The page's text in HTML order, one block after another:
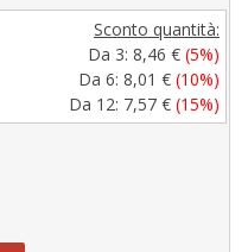
Sconto quantità:
Da 3: 8,46 € (5%)
Da 6: 8,01 € (10%)
Da 12: 7,57 € (15%)